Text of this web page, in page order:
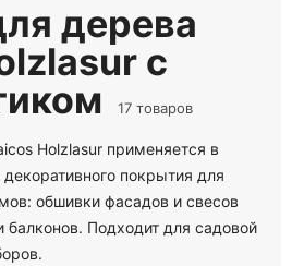
дерева
с
17 товаров
Holzlasur применяется в
покрытия для
обшивки фасадов и свесов
балконов. Подходит для садовой